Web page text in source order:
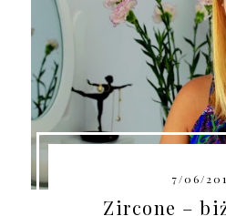
7/06/
Zircone –